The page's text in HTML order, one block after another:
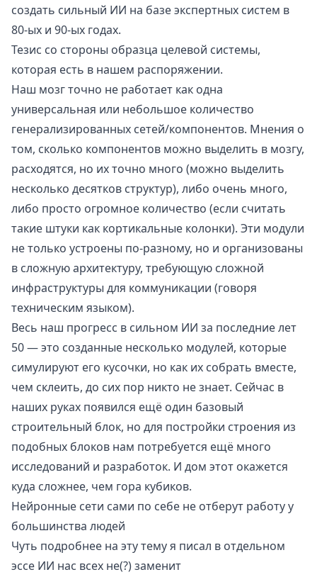
создать сильный ИИ на базе экспертных систем в
80-ых и 90-ых годах.
Тезис со стороны образца целевой системы,
которая есть в нашем распоряжении.
Наш мозг точно не работает как одна
универсальная или небольшое количество
генерализированных сетей/компонентов. Мнения о
том, сколько компонентов можно выделить в мозгу,
расходятся, но их точно много (можно выделить
несколько десятков структур), либо очень много,
либо просто огромное количество (если считать
такие штуки как кортикальные колонки). Эти модули
не только устроены по-разному, но и организованы
в сложную архитектуру, требующую сложной
инфраструктуры для коммуникации (говоря
техническим языком).
Весь наш прогресс в сильном ИИ за последние лет
50 — это созданные несколько модулей, которые
симулируют его кусочки, но как их собрать вместе,
чем склеить, до сих пор никто не знает. Сейчас в
наших руках появился ещё один базовый
строительный блок, но для постройки строения из
подобных блоков нам потребуется ещё много
исследований и разработок. И дом этот окажется
куда сложнее, чем гора кубиков.
Нейронные сети сами по себе не отберут работу у
большинства людей
Чуть подробнее на эту тему я писал в отдельном
эссе ИИ нас всех не(?) заменит